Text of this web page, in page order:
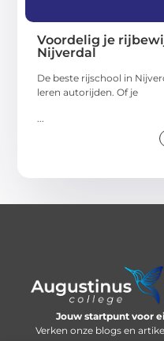
Voordelig je
Nijverdal
De beste rijschool in
leren autorijden. Of je
Jouw startpunt voor
Verken onze blogs en